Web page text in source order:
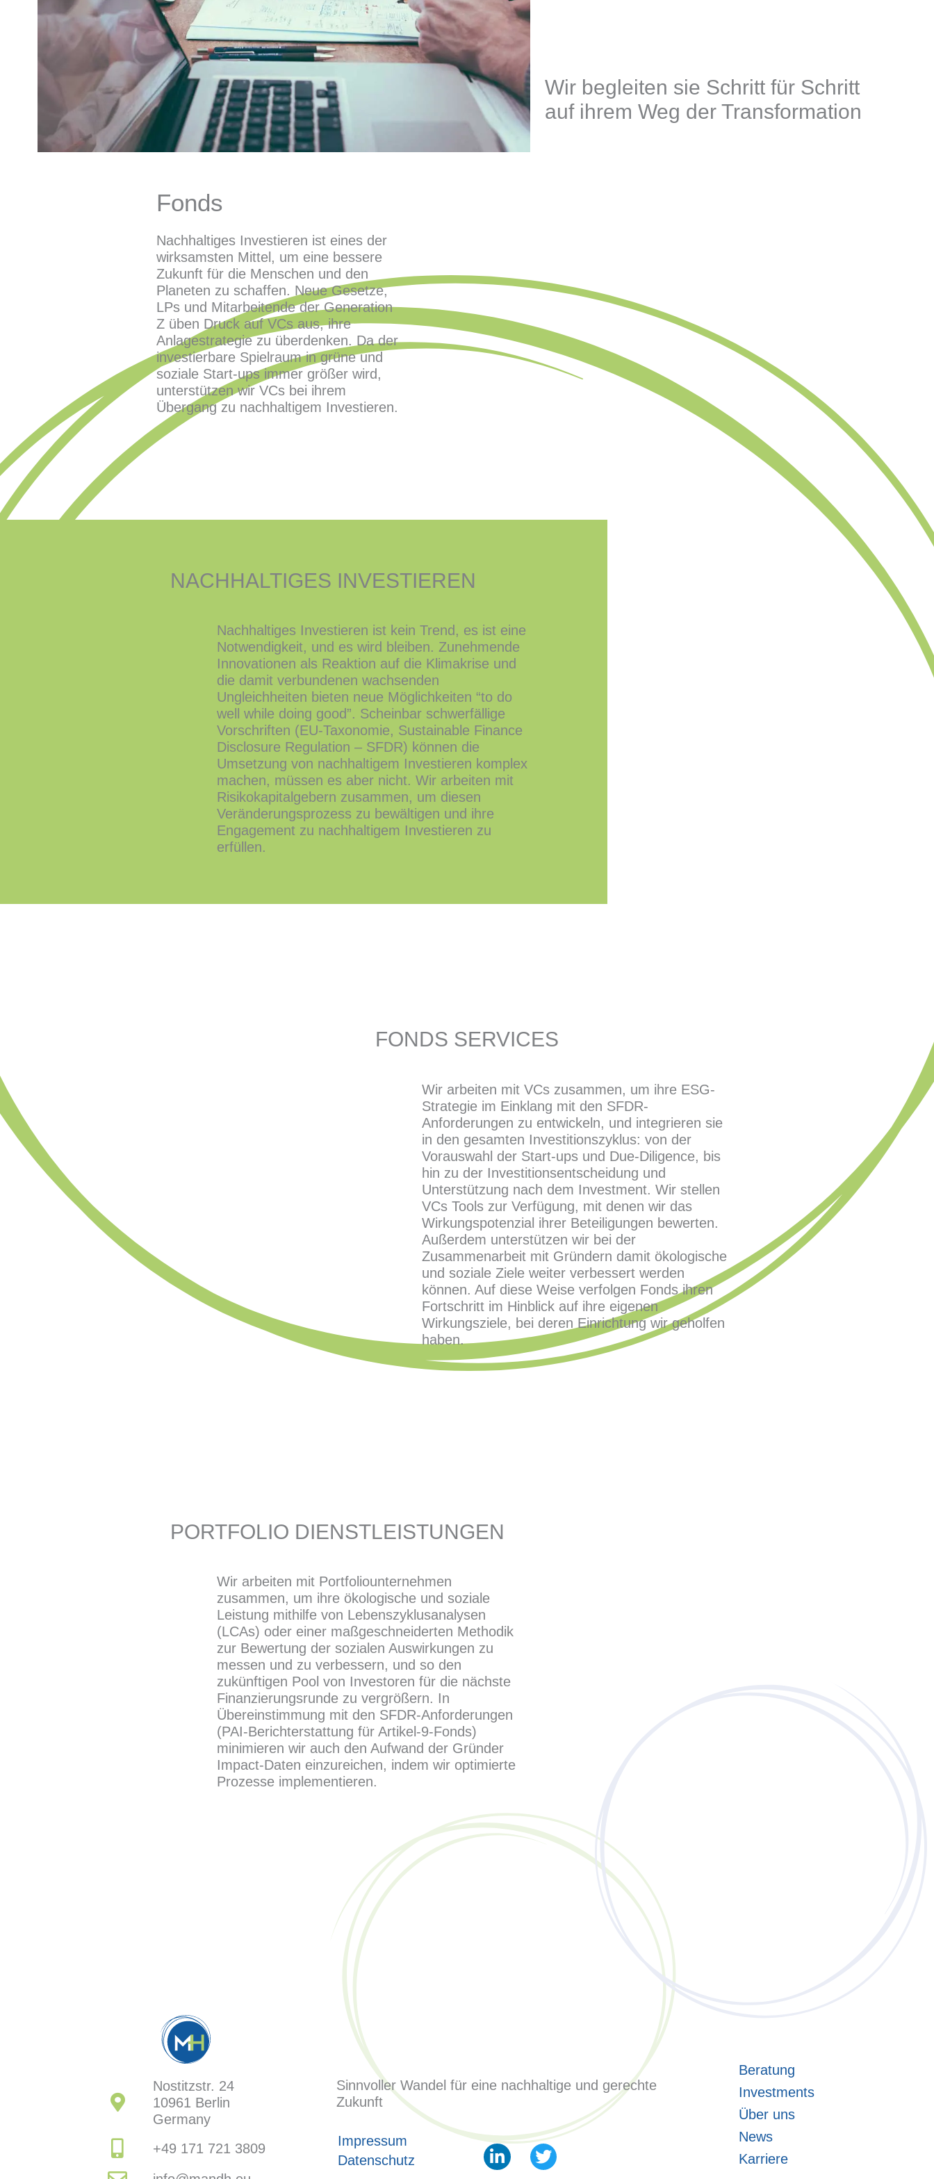
Wir begleiten sie Schritt für Schritt
auf ihrem Weg der Transformation
Fonds
Nachhaltiges Investieren ist eines der
wirksamsten Mittel, um eine bessere
Zukunft für die Menschen und den
Planeten zu schaffen. Neue Gesetze,
LPs und Mitarbeitende der Generation
Z üben Druck auf VCs aus, ihre
Anlagestrategie zu überdenken. Da der
investierbare Spielraum in grüne und
soziale Start-ups immer größer wird,
unterstützen wir VCs bei ihrem
Übergang zu nachhaltigem Investieren.
NACHHALTIGES INVESTIEREN
Nachhaltiges Investieren ist kein Trend, es ist eine
Notwendigkeit, und es wird bleiben. Zunehmende
Innovationen als Reaktion auf die Klimakrise und
die damit verbundenen wachsenden
Ungleichheiten bieten neue Möglichkeiten “to do
well while doing good”. Scheinbar schwerfällige
Vorschriften (EU-Taxonomie, Sustainable Finance
Disclosure Regulation – SFDR) können die
Umsetzung von nachhaltigem Investieren komplex
machen, müssen es aber nicht. Wir arbeiten mit
Risikokapitalgebern zusammen, um diesen
Veränderungsprozess zu bewältigen und ihre
Engagement zu nachhaltigem Investieren zu
erfüllen.
FONDS SERVICES
Wir arbeiten mit VCs zusammen, um ihre ESG-
Strategie im Einklang mit den SFDR-
Anforderungen zu entwickeln, und integrieren sie
in den gesamten Investitionszyklus: von der
Vorauswahl der Start-ups und Due-Diligence, bis
hin zu der Investitionsentscheidung und
Unterstützung nach dem Investment. Wir stellen
VCs Tools zur Verfügung, mit denen wir das
Wirkungspotenzial ihrer Beteiligungen bewerten.
Außerdem unterstützen wir bei der
Zusammenarbeit mit Gründern damit ökologische
und soziale Ziele weiter verbessert werden
können. Auf diese Weise verfolgen Fonds ihren
Fortschritt im Hinblick auf ihre eigenen
Wirkungsziele, bei deren Einrichtung wir geholfen
haben.
PORTFOLIO DIENSTLEISTUNGEN
Wir arbeiten mit Portfoliounternehmen
zusammen, um ihre ökologische und soziale
Leistung mithilfe von Lebenszyklusanalysen
(LCAs) oder einer maßgeschneiderten Methodik
zur Bewertung der sozialen Auswirkungen zu
messen und zu verbessern, und so den
zukünftigen Pool von Investoren für die nächste
Finanzierungsrunde zu vergrößern. In
Übereinstimmung mit den SFDR-Anforderungen
(PAI-Berichterstattung für Artikel-9-Fonds)
minimieren wir auch den Aufwand der Gründer
Impact-Daten einzureichen, indem wir optimierte
Prozesse implementieren.
Nostitzstr. 24
10961 Berlin
Germany
+49 171 721 3809
Sinnvoller Wandel für eine nachhaltige und gerechte
Zukunft
Impressum
Datenschutz
L
i
T
w
Beratung
Investments
Über uns
News
Karriere